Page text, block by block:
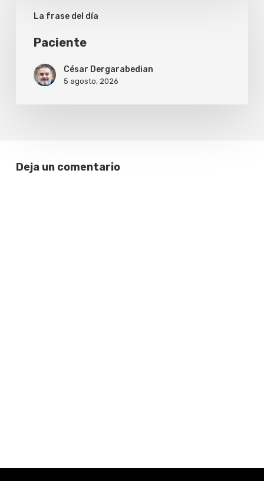
La frase del día
Paciente
César Dergarabedian
5 agosto, 2026
Deja un comentario